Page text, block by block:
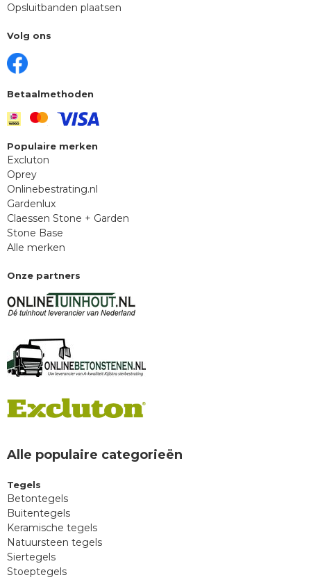
Opsluitbanden plaatsen
Volg ons
Betaalmethoden
Populaire merken
Excluton
Oprey
Onlinebestrating.nl
Gardenlux
Claessen Stone + Garden
Stone Base
Alle merken
Onze partners
Alle populaire categorieën
Tegels
Betontegels
Buitentegels
Keramische tegels
Natuursteen tegels
Siertegels
Stoeptegels